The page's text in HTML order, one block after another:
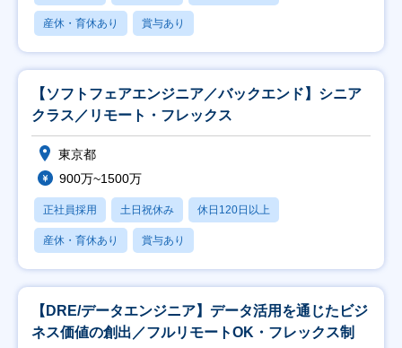
産休・育休あり 賞与あり
【ソフトフェアエンジニア／バックエンド】シニア
クラス／リモート・フレックス
東京都
900万~1500万
正社員採用 土日祝休み 休日120日以上
産休・育休あり 賞与あり
【DRE/データエンジニア】データ活用を通じたビジ
ネス価値の創出／フルリモートOK・フレックス制